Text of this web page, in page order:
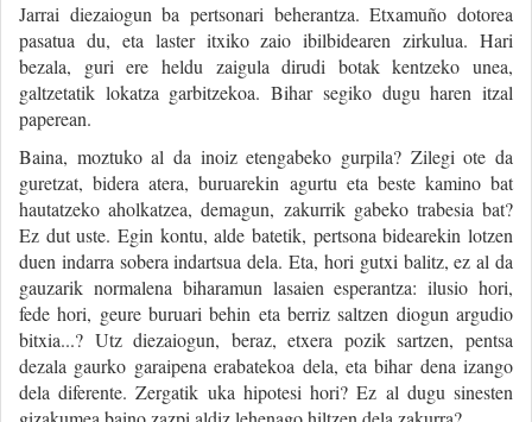
Jarrai diezaiogun ba pertsonari beherantza. Etxamuño dotorea
pasatua du, eta laster itxiko zaio ibilbidearen zirkulua. Hari
bezala, guri ere heldu zaigula dirudi botak kentzeko unea,
galtzetatik lokatza garbitzekoa. Bihar segiko dugu haren itzal
paperean.
Baina, moztuko al da inoiz etengabeko gurpila? Zilegi ote da
guretzat, bidera atera, buruarekin agurtu eta beste kamino bat
hautatzeko aholkatzea, demagun, zakurrik gabeko trabesia bat?
Ez dut uste. Egin kontu, alde batetik, pertsona bidearekin lotzen
duen indarra sobera indartsua dela. Eta, hori gutxi balitz, ez al da
gauzarik normalena biharamun lasaien esperantza: ilusio hori,
fede hori, geure buruari behin eta berriz saltzen diogun argudio
bitxia...? Utz diezaiogun, beraz, etxera pozik sartzen, pentsa
dezala gaurko garaipena erabatekoa dela, eta bihar dena izango
dela diferente. Zergatik uka hipotesi hori? Ez al dugu sinesten